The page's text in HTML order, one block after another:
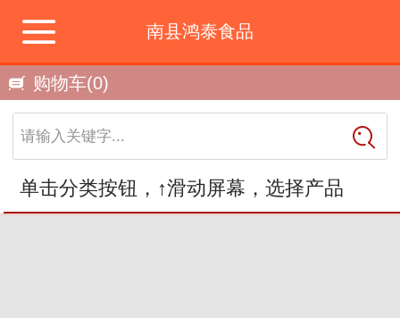
南县鸿泰食品
购物车(0)
请输入关键字...
单击分类按钮，↑滑动屏幕，选择产品